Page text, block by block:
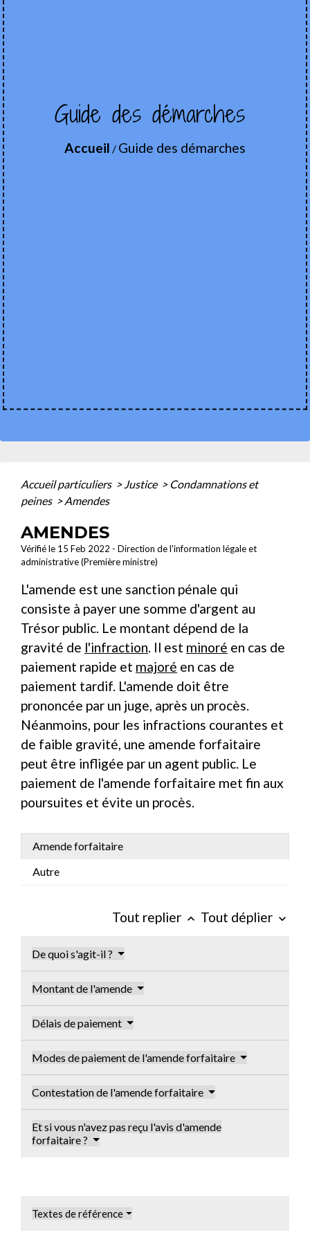
Guide des démarches
Accueil / Guide des démarches
Accueil particuliers > Justice > Condamnations et
peines > Amendes
AMENDES
Vérifié le 15 Feb 2022 - Direction de l'information légale et
administrative (Première ministre)
L'amende est une sanction pénale qui
consiste à payer une somme d'argent au
Trésor public. Le montant dépend de la
gravité de l'infraction. Il est minoré en cas de
paiement rapide et majoré en cas de
paiement tardif. L'amende doit être
prononcée par un juge, après un procès.
Néanmoins, pour les infractions courantes et
de faible gravité, une amende forfaitaire
peut être infligée par un agent public. Le
paiement de l'amende forfaitaire met fin aux
poursuites et évite un procès.
Amende forfaitaire
Autre
Tout replier keyboard_arrow_up Tout déplier keyboard_arrow_down
De quoi s'agit-il ?
Montant de l'amende
Délais de paiement
Modes de paiement de l'amende forfaitaire
Contestation de l'amende forfaitaire
Et si vous n'avez pas reçu l'avis d'amende
forfaitaire ?
Textes de référence